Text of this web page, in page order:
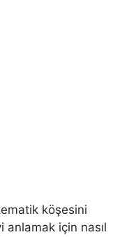
köşesini
için nasıl